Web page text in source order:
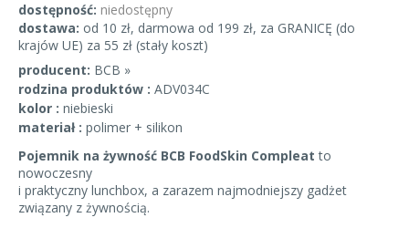
dostępność: niedostępny
dostawa: od 10 zł, darmowa od 199 zł, za GRANICĘ (do
krajów UE) za 55 zł (stały koszt)
producent: BCB »
rodzina produktów : ADV034C
kolor : niebieski
materiał : polimer + silikon
Pojemnik na żywność BCB FoodSkin Compleat to
nowoczesny
i praktyczny lunchbox, a zarazem najmodniejszy gadżet
związany z żywnością.